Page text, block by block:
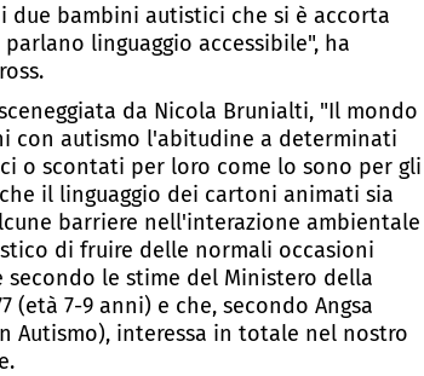
due bambini autistici che si è accorta
linguaggio accessibile", ha
da Nicola Brunialti, "Il mondo
con autismo l'abitudine a determinati
o scontati per loro come lo sono per gli
il linguaggio dei cartoni animati sia
barriere nell'interazione ambientale
di fruire delle normali occasioni
le stime del Ministero della
(età 7-9 anni) e che, secondo Angsa
Autismo), interessa in totale nel nostro